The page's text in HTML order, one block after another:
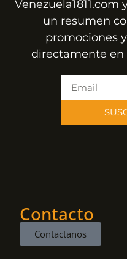
un resumen
promociones
directamente en
Contacto
Contactanos